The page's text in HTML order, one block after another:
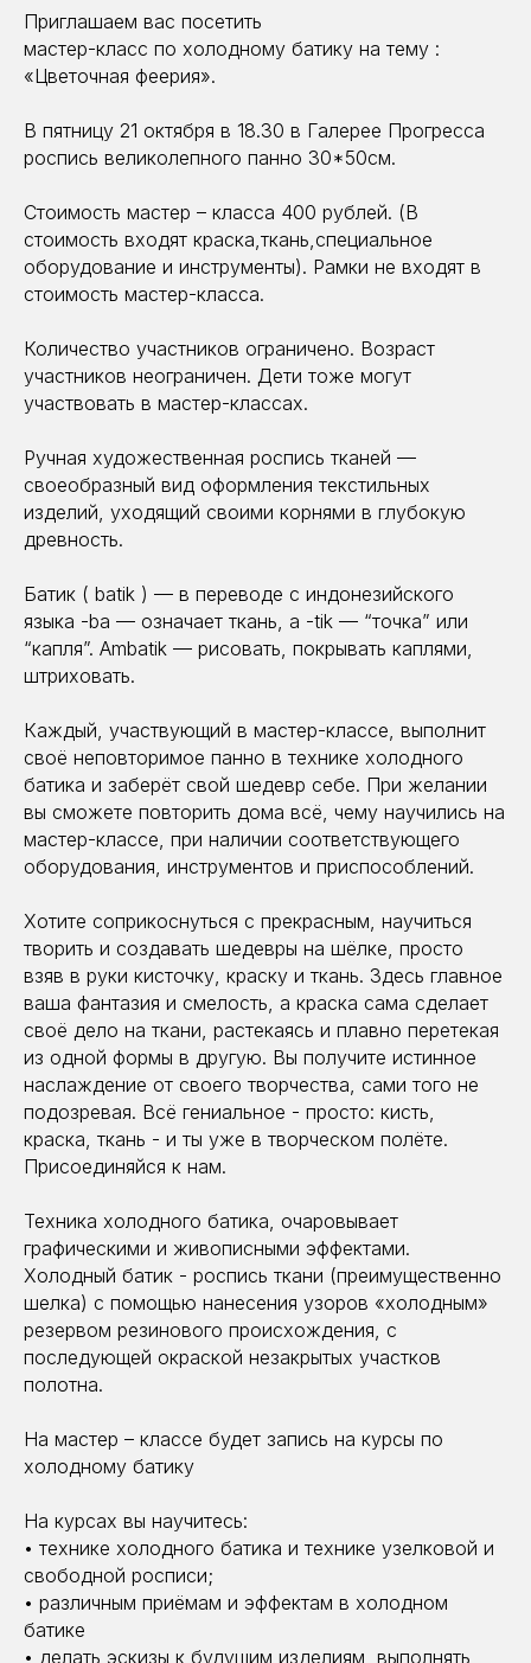
Приглашаем вас посетить
мастер-класс по холодному батику на тему :
«Цветочная феерия».
В пятницу 21 октября в 18.30 в Галерее Прогресса
роспись великолепного панно 30*50см.
Стоимость мастер – класса 400 рублей. (В
стоимость входят краска,ткань,специальное
оборудование и инструменты). Рамки не входят в
стоимость мастер-класса.
Количество участников ограничено. Возраст
участников неограничен. Дети тоже могут
участвовать в мастер-классах.
Ручная художественная роспись тканей —
своеобразный вид оформления текстильных
изделий, уходящий своими корнями в глубокую
древность.
Батик ( batik ) — в переводе с индонезийского
языка -ba — означает ткань, а -tik — “точка” или
“капля”. Ambatik — рисовать, покрывать каплями,
штриховать.
Каждый, участвующий в мастер-классе, выполнит
своё неповторимое панно в технике холодного
батика и заберёт свой шедевр себе. При желании
вы сможете повторить дома всё, чему научились на
мастер-классе, при наличии соответствующего
оборудования, инструментов и приспособлений.
Хотите соприкоснуться с прекрасным, научиться
творить и создавать шедевры на шёлке, просто
взяв в руки кисточку, краску и ткань. Здесь главное
ваша фантазия и смелость, а краска сама сделает
своё дело на ткани, растекаясь и плавно перетекая
из одной формы в другую. Вы получите истинное
наслаждение от своего творчества, сами того не
подозревая. Всё гениальное - просто: кисть,
краска, ткань - и ты уже в творческом полёте.
Присоединяйся к нам.
Техника холодного батика, очаровывает
графическими и живописными эффектами.
Холодный батик - роспись ткани (преимущественно
шелка) с помощью нанесения узоров «холодным»
резервом резинового происхождения, с
последующей окраской незакрытых участков
полотна.
На мастер – классе будет запись на курсы по
холодному батику
На курсах вы научитесь:
• технике холодного батика и технике узелковой и
свободной росписи;
• различным приёмам и эффектам в холодном
батике
• делать эскизы к будущим изделиям, выполнять